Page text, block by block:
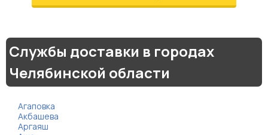
Службы доставки в городах
Челябинской области
Агаповка
Акбашева
Аргаяш